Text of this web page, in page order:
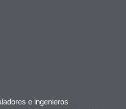
e ingenieros